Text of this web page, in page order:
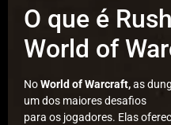
O que é
World of
NoWorld of Warcraft,as
um dos maiores desafios
para os jogadores. Elas